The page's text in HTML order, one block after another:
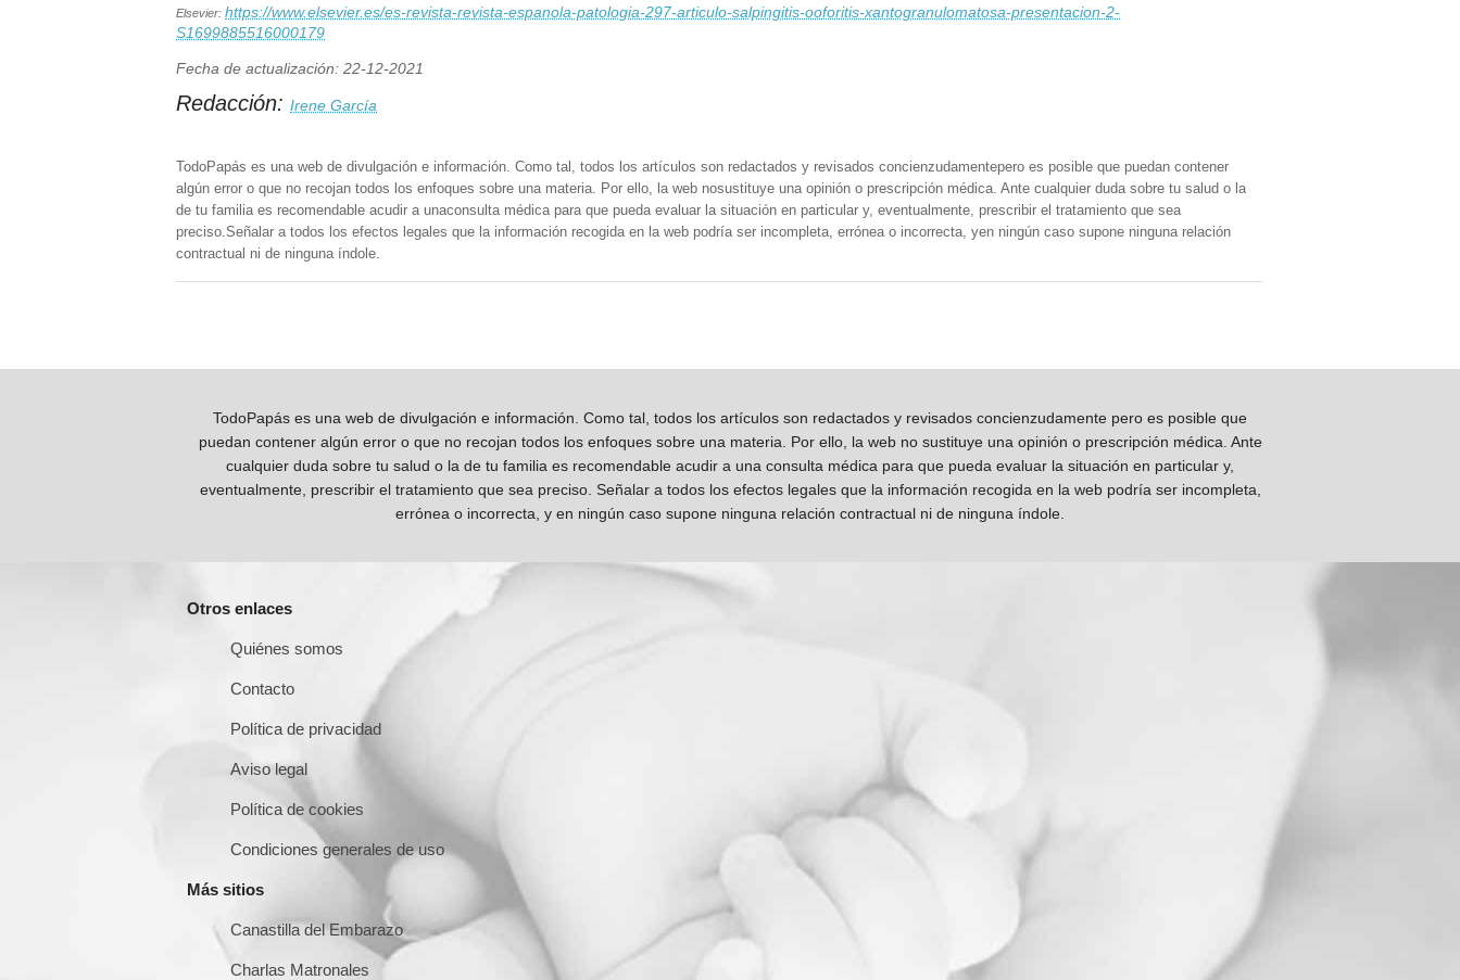
Elsevier: https://www.elsevier.es/es-revista-revista-espanola-patologia-297-articulo-salpingitis-ooforitis-xantogranulomatosa-presentacion-2-
S1699885516000179
Fecha de actualización: 22-12-2021
Redacción: Irene García
TodoPapás es una web de divulgación e información. Como tal, todos los artículos son redactados y revisados concienzudamentepero es posible que puedan contener
algún error o que no recojan todos los enfoques sobre una materia. Por ello, la web nosustituye una opinión o prescripción médica. Ante cualquier duda sobre tu salud o la
de tu familia es recomendable acudir a unaconsulta médica para que pueda evaluar la situación en particular y, eventualmente, prescribir el tratamiento que sea
preciso.Señalar a todos los efectos legales que la información recogida en la web podría ser incompleta, errónea o incorrecta, yen ningún caso supone ninguna relación
contractual ni de ninguna índole.
TodoPapás es una web de divulgación e información. Como tal, todos los artículos son redactados y revisados concienzudamente pero es posible que
puedan contener algún error o que no recojan todos los enfoques sobre una materia. Por ello, la web no sustituye una opinión o prescripción médica. Ante
cualquier duda sobre tu salud o la de tu familia es recomendable acudir a una consulta médica para que pueda evaluar la situación en particular y,
eventualmente, prescribir el tratamiento que sea preciso. Señalar a todos los efectos legales que la información recogida en la web podría ser incompleta,
errónea o incorrecta, y en ningún caso supone ninguna relación contractual ni de ninguna índole.
Otros enlaces
Quiénes somos
Contacto
Política de privacidad
Aviso legal
Política de cookies
Condiciones generales de uso
Más sitios
Canastilla del Embarazo
Charlas Matronales